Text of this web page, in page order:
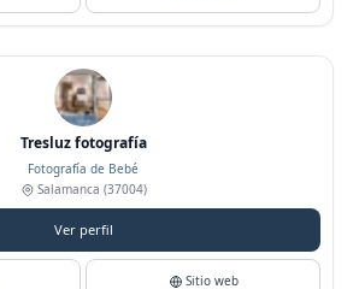
Tresluz fotografía
Fotografía de Bebé
Salamanca (37004)
Ver perfil
Sitio web